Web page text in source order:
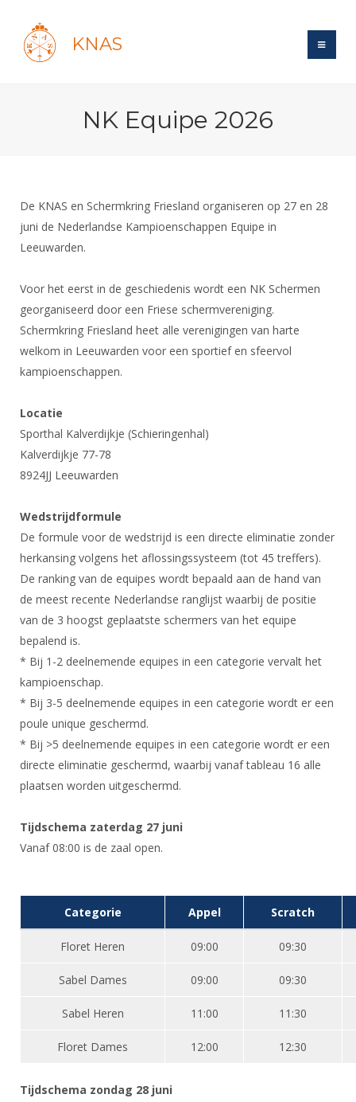
KNAS
Polls
Forums
Evenement
Handleiding
Historie
Lidmaatschap
Tarieven
Sponsors en Partners
Organisatie
Commissies
Ereleden
Leden van Verdiensten
Vacatures
Bondsbureau
Contact
Medewerkers
Samenwerking
Formulieren
Alle Verenigingen
Nieuws
Verenigingsondersteuning
Oprichting Vereniging
Introductie
Recreatiesport
Lichtzwaardschermen
Wedstrijdsport
Ranglijsten
Inschrijven
Reglementen
Materiaal
Rolstoelschermen
Wedstrijdkalender
KNAS Keurmerk
NK's
JPT
JEC
Veteranenwedstrijden
Wedstrijdorganisatie
Nieuws
Scheidsrechterslijst
Verwerk wedstrijduitslagen
NK organiseren
Promotie en logo
Geschiedenis van het schermen
Wat is topsport
NK's
Oranje
DBT
SBT
Talentontwikkeling
Internationale Titeltoernooien
Internationale aanmeldingen
Informatie
Spreekbeurtpakket
Ouders en vereniging
Jeugdkampen
Brassardsysteem
Voor coaches en leraren
Nieuws
Nationale opleidingen
Internationale opleidingen
Opleidingen
Voor scheidsrechters
Nieuws
Scheidsrechterslijst
Scheidsrechter Documentatie
Opleidingen
Tuchtzaken
Archief
Infotheek
Forums
Schermforum
Zoek Vereniging
Contact
NK organiseren
NK Equipe 2026
De KNAS en Schermkring Friesland organiseren op 27 en 28
juni de Nederlandse Kampioenschappen Equipe in
Leeuwarden.
Voor het eerst in de geschiedenis wordt een NK Schermen
georganiseerd door een Friese schermvereniging.
Schermkring Friesland heet alle verenigingen van harte
welkom in Leeuwarden voor een sportief en sfeervol
kampioenschappen.
Locatie
Sporthal Kalverdijkje (Schieringenhal)
Kalverdijkje 77-78
8924JJ Leeuwarden
Wedstrijdformule
De formule voor de wedstrijd is een directe eliminatie zonder
herkansing volgens het aflossingssysteem (tot 45 treffers).
De ranking van de equipes wordt bepaald aan de hand van
de meest recente Nederlandse ranglijst waarbij de positie
van de 3 hoogst geplaatste schermers van het equipe
bepalend is.
* Bij 1-2 deelnemende equipes in een categorie vervalt het
kampioenschap.
* Bij 3-5 deelnemende equipes in een categorie wordt er een
poule unique geschermd.
* Bij >5 deelnemende equipes in een categorie wordt er een
directe eliminatie geschermd, waarbij vanaf tableau 16 alle
plaatsen worden uitgeschermd.
Tijdschema zaterdag 27 juni
Vanaf 08:00 is de zaal open.
Categorie Appel Scratch
Floret Heren 09:00 09:30
Sabel Dames 09:00 09:30
Sabel Heren 11:00 11:30
Floret Dames 12:00 12:30
Tijdschema zondag 28 juni